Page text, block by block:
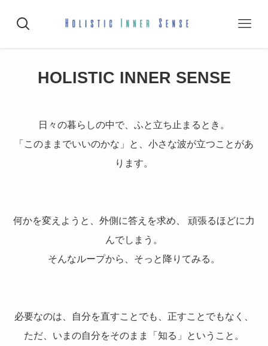
HOLISTIC INNER SENSE
日々の暮らしの中で、ふと立ち止まるとき。
「このままでいいのかな」と、小さな波が立つことがあ
ります。
何かを変えようと、外側に答えを求め、 頑張るほどに力
んでしまう。
そんなループから、そっと降りてみる。
必要なのは、自分を直すことでも、正すことでもなく、
ただ、いまの自分をそのまま「知る」ということ。